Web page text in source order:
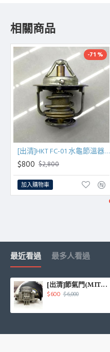
相關商品
-71 %
[出清]HKT FC-01 水龜節溫器(TOYOTA專用)
$800 $2,800
加入購物車
最近看過 最多人看過
[出清]節氣門(MITSUBISHI LANCER 1997)
$600 $6,000